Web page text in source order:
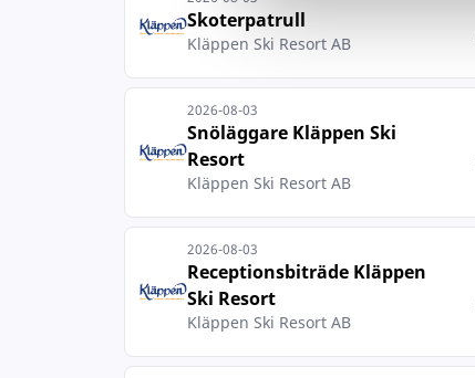
Skoterpatrull
Kläppen Ski Resort AB
2026-08-03
Snöläggare Kläppen Ski
Resort
Kläppen Ski Resort AB
2026-08-03
Receptionsbiträde Kläppen
Ski Resort
Kläppen Ski Resort AB